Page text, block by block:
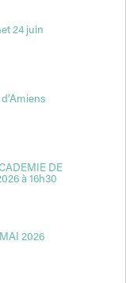
24 juin
DE
à 16h30
2026